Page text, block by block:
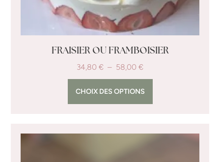
FRAISIER OU FRAMBOISIER
34,80 € – 58,00 €
CHOIX DES OPTIONS